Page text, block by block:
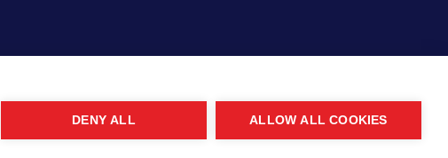
DENY ALL ALLOW ALL COOKIES